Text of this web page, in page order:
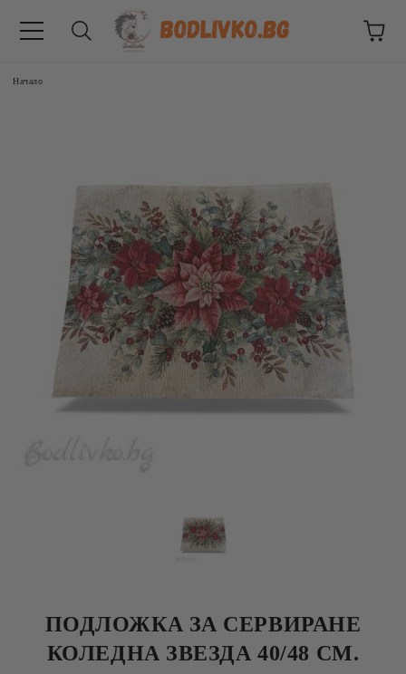
Начало
ПОДЛОЖКА ЗА СЕРВИРАНЕ
КОЛЕДНА ЗВЕЗДА 40/48 СМ.